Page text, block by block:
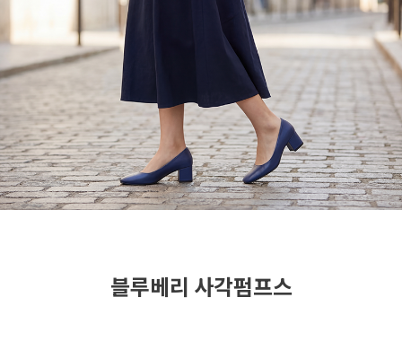
블루베리 사각펌프스